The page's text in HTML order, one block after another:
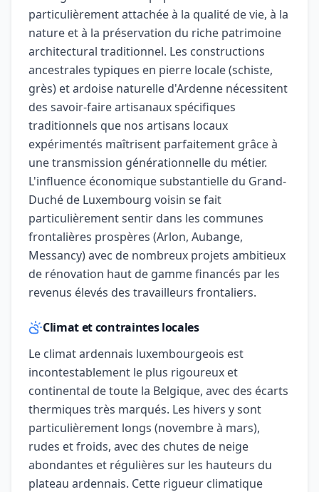
particulièrement attachée à la qualité de vie, à la
nature et à la préservation du riche patrimoine
architectural traditionnel. Les constructions
ancestrales typiques en pierre locale (schiste,
grès) et ardoise naturelle d'Ardenne nécessitent
des savoir-faire artisanaux spécifiques
traditionnels que nos artisans locaux
expérimentés maîtrisent parfaitement grâce à
une transmission générationnelle du métier.
L'influence économique substantielle du Grand-
Duché de Luxembourg voisin se fait
particulièrement sentir dans les communes
frontalières prospères (Arlon, Aubange,
Messancy) avec de nombreux projets ambitieux
de rénovation haut de gamme financés par les
revenus élevés des travailleurs frontaliers.
Climat et contraintes locales
Le climat ardennais luxembourgeois est
incontestablement le plus rigoureux et
continental de toute la Belgique, avec des écarts
thermiques très marqués. Les hivers y sont
particulièrement longs (novembre à mars),
rudes et froids, avec des chutes de neige
abondantes et régulières sur les hauteurs du
plateau ardennais. Cette rigueur climatique